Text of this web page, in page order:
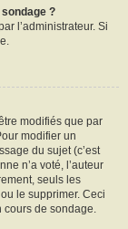
?
l’administrateur. Si
modifiés que par
modifier un
du sujet (c’est
n’a voté, l’auteur
seuls les
le supprimer. Ceci
cours de sondage.